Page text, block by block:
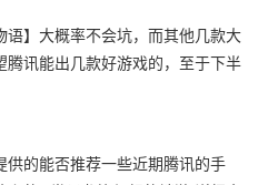
】大概率不会坑，而其他几款大
讯能出几款好游戏的，至于下半
的能否推荐一些近期腾讯的手